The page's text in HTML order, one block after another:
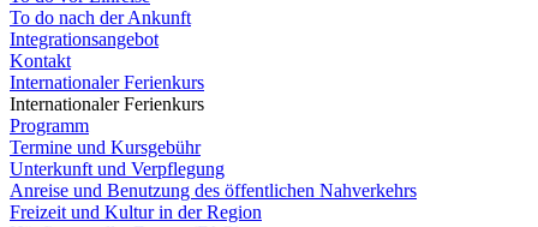
To do nach der Ankunft
Integrationsangebot
Kontakt
Internationaler Ferienkurs
Internationaler Ferienkurs
Programm
Termine und Kursgebühr
Unterkunft und Verpflegung
Anreise und Benutzung des öffentlichen Nahverkehrs
Freizeit und Kultur in der Region